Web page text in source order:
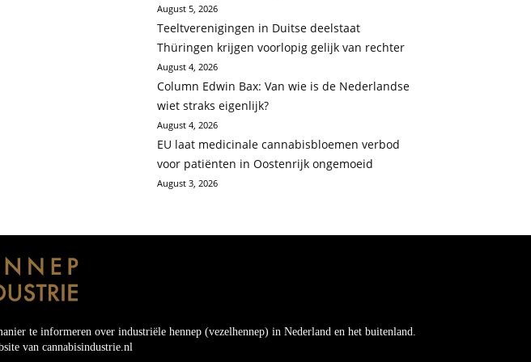
August 5, 2026
Teeltverenigingen in Duitse deelstaat
Thüringen krijgen voorlopig gelijk van rechter
August 4, 2026
Column Edwin Bax: Van wie is de Nederlandse
wiet straks eigenlijk?
August 4, 2026
EU laat medicinale cannabisbloemen verbod
voor patiënten in Oostenrijk ongemoeid
August 3, 2026
te informeren over industriële hennep (vezelhennep) in Nederland en het buitenland.
van cannabisindustrie.nl